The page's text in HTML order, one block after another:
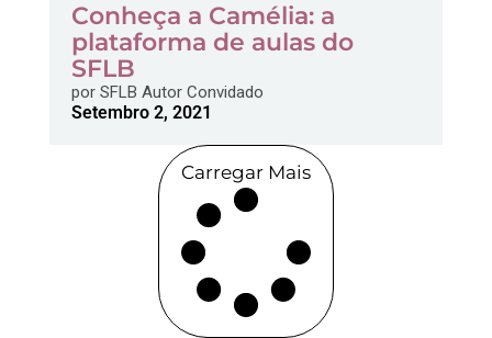
Conheça a Camélia: a
plataforma de aulas do
SFLB
porSFLB Autor Convidado
Setembro 2, 2021
Carregar Mais